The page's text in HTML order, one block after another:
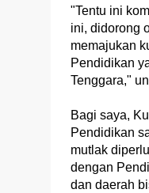
"Tentu ini
ini, didorong
memajukan
Pendidikan
Tenggara,"
Bagi saya,
Pendidikan
mutlak
dengan
dan daerah